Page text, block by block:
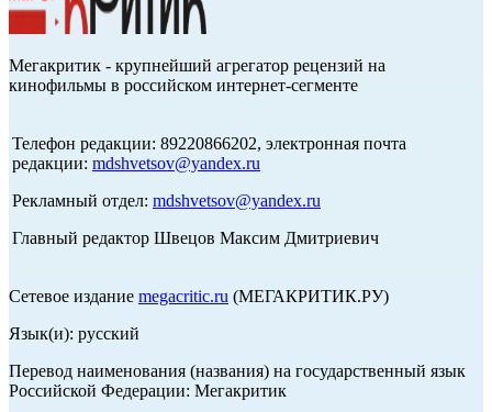
Мегакритик - крупнейший агрегатор рецензий на
кинофильмы в российском интернет-сегменте
Телефон редакции: 89220866202, электронная почта
редакции: mdshvetsov@yandex.ru
Рекламный отдел: mdshvetsov@yandex.ru
Главный редактор Швецов Максим Дмитриевич
Сетевое издание megacritic.ru (МЕГАКРИТИК.РУ)
Язык(и): русский
Перевод наименования (названия) на государственный язык
Российской Федерации: Мегакритик